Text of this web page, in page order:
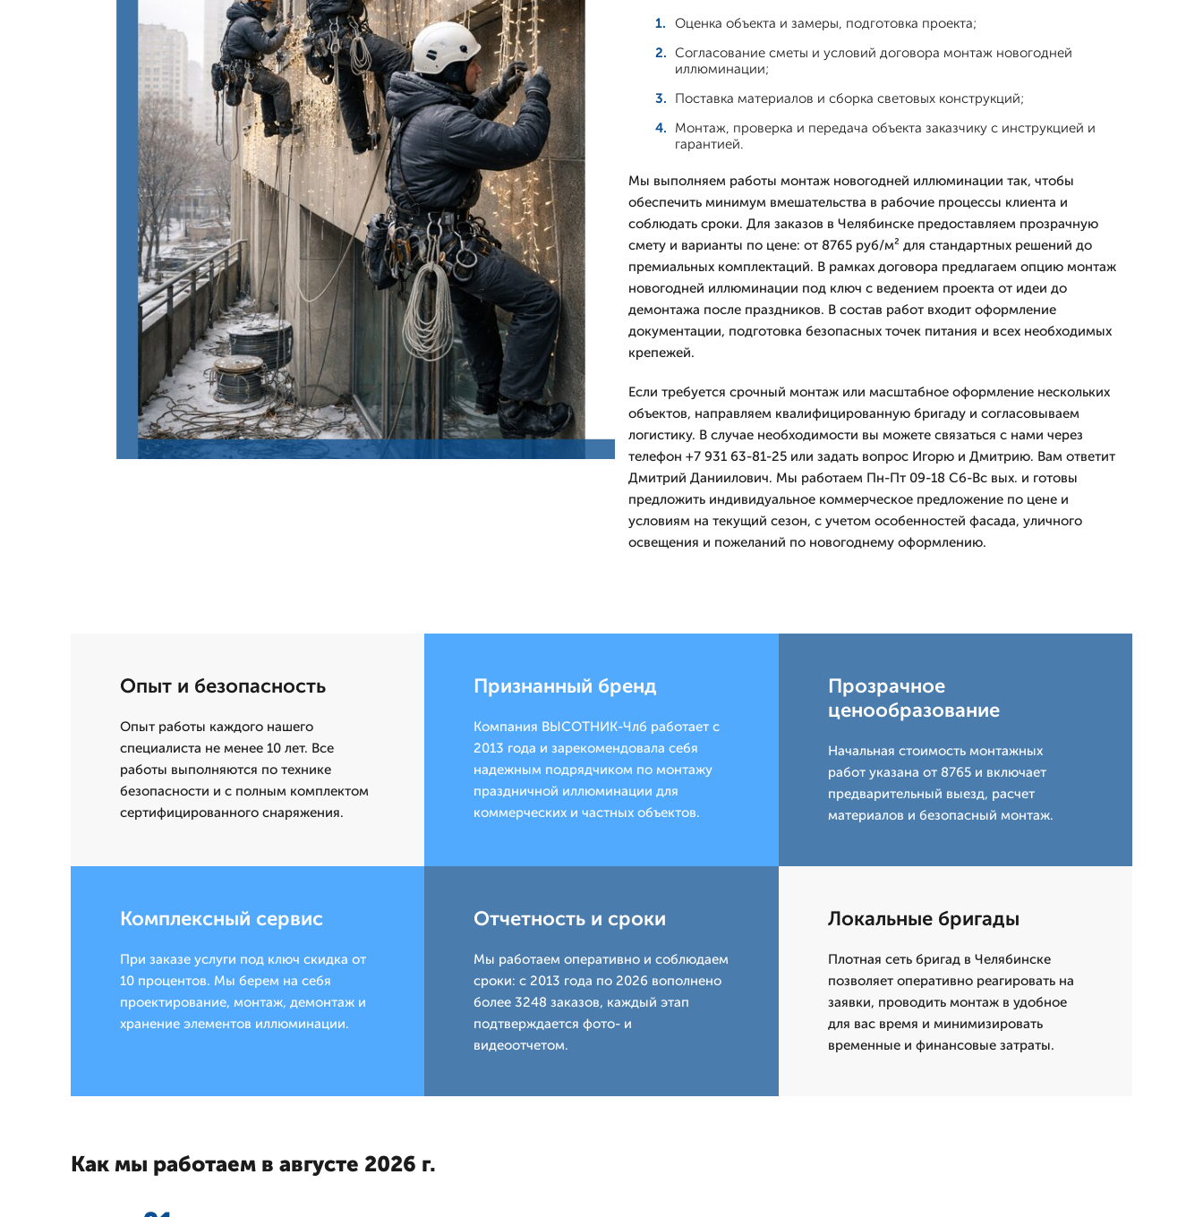
Оценка объекта и замеры, подготовка проекта;
Согласование сметы и условий договора монтаж новогодней
иллюминации;
Поставка материалов и сборка световых конструкций;
Монтаж, проверка и передача объекта заказчику с инструкцией и
гарантией.
Мы выполняем работы монтаж новогодней иллюминации так, чтобы
обеспечить минимум вмешательства в рабочие процессы клиента и
соблюдать сроки. Для заказов в Челябинске предоставляем прозрачную
смету и варианты по цене: от 8765 руб/м² для стандартных решений до
премиальных комплектаций. В рамках договора предлагаем опцию монтаж
новогодней иллюминации под ключ с ведением проекта от идеи до
демонтажа после праздников. В состав работ входит оформление
документации, подготовка безопасных точек питания и всех необходимых
крепежей.
Если требуется срочный монтаж или масштабное оформление нескольких
объектов, направляем квалифицированную бригаду и согласовываем
логистику. В случае необходимости вы можете связаться с нами через
телефон +7 931 63-81-25 или задать вопрос Игорю и Дмитрию. Вам ответит
Дмитpий Даниилович. Мы работаем Пн-Пт 09-18 Сб-Вс вых. и готовы
предложить индивидуальное коммерческое предложение по цене и
условиям на текущий сезон, с учетом особенностей фасада, уличного
освещения и пожеланий по новогоднему оформлению.
Опыт и безопасность
Опыт работы каждого нашего
специалиста не менее 10 лет. Все
работы выполняются по технике
безопасности и с полным комплектом
сертифицированного снаряжения.
Признанный бренд
Компания ВЫСОТНИК-Члб работает с
2013 года и зарекомендовала себя
надежным подрядчиком по монтажу
праздничной иллюминации для
коммерческих и частных объектов.
Прозрачное
ценообразование
Начальная стоимость монтажных
работ указана от 8765 и включает
предварительный выезд, расчет
материалов и безопасный монтаж.
Комплексный сервис
При заказе услуги под ключ скидка от
10 процентов. Мы берем на себя
проектирование, монтаж, демонтаж и
хранение элементов иллюминации.
Отчетность и сроки
Мы работаем оперативно и соблюдаем
сроки: с 2013 года по 2026 вополнено
более 3248 заказов, каждый этап
подтверждается фото- и
видеоотчетом.
Локальные бригады
Плотная сеть бригад в Челябинске
позволяет оперативно реагировать на
заявки, проводить монтаж в удобное
для вас время и минимизировать
временные и финансовые затраты.
Как мы работаем в августе 2026 г.